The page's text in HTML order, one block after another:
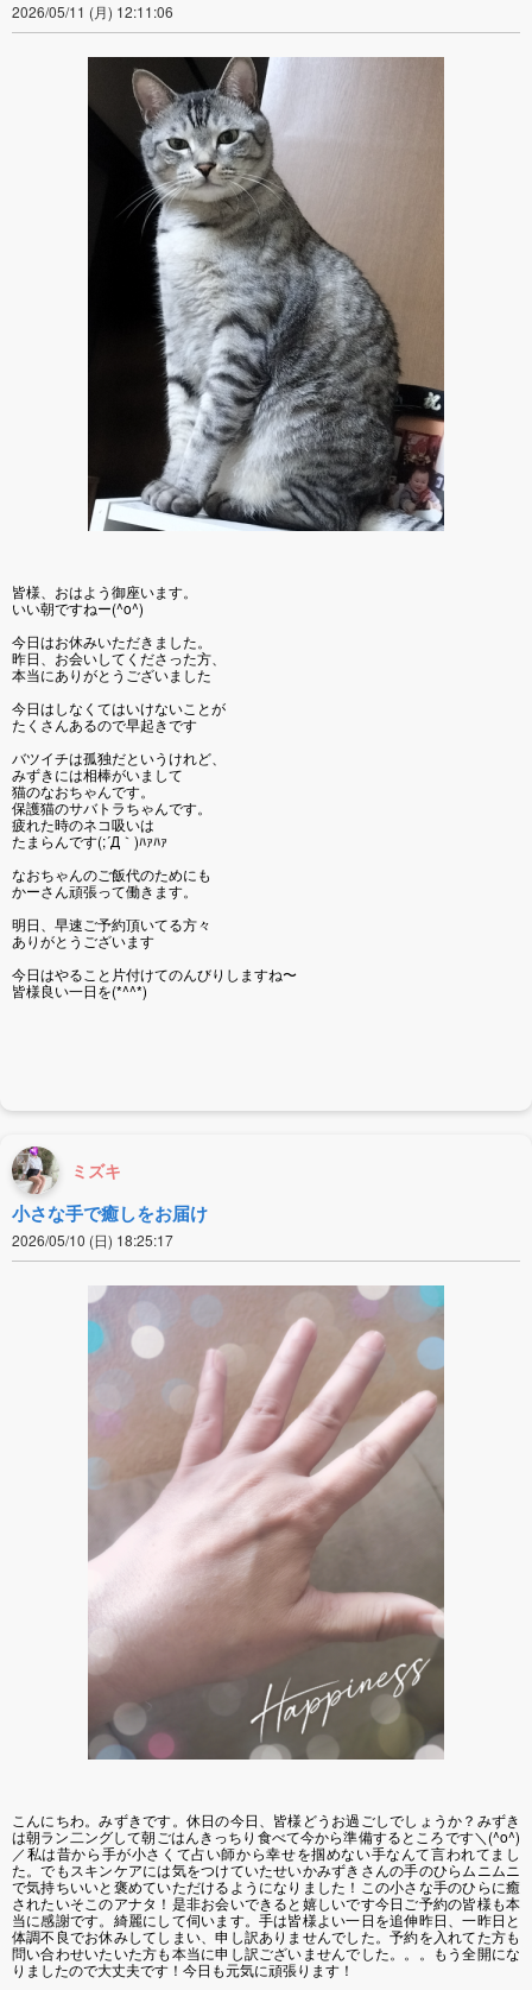
2026/05/11 (月) 12:11:06
皆様、おはよう御座います。
いい朝ですねー(^o^)
今日はお休みいただきました。
昨日、お会いしてくださった方、
本当にありがとうございました
今日はしなくてはいけないことが
たくさんあるので早起きです
バツイチは孤独だというけれど、
みずきには相棒がいまして
猫のなおちゃんです。
保護猫のサバトラちゃんです。
疲れた時のネコ吸いは
たまらんです(;´Д｀)ﾊｧﾊｧ
なおちゃんのご飯代のためにも
かーさん頑張って働きます。
明日、早速ご予約頂いてる方々
ありがとうございます
今日はやること片付けてのんびりしますね〜
皆様良い一日を(*^^*)
ミズキ
小さな手で癒しをお届け
2026/05/10 (日) 18:25:17
こんにちわ。みずきです。休日の今日、皆様どうお過ごしでしょうか？みずき
は朝ラン二ングして朝ごはんきっちり食べて今から準備するところです＼(^o^)
／私は昔から手が小さくて占い師から幸せを掴めない手なんて言われてまし
た。でもスキンケアには気をつけていたせいかみずきさんの手のひらムニムニ
で気持ちいいと褒めていただけるようになりました！この小さな手のひらに癒
されたいそこのアナタ！是非お会いできると嬉しいです今日ご予約の皆様も本
当に感謝です。綺麗にして伺います。手は皆様よい一日を追伸昨日、一昨日と
体調不良でお休みしてしまい、申し訳ありませんでした。予約を入れてた方も
問い合わせいたいた方も本当に申し訳ございませんでした。。。もう全開にな
りましたので大丈夫です！今日も元気に頑張ります！